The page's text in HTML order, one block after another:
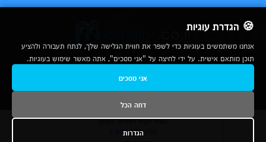
© כל הזכויות שמורות לחברת נרד אונליין בע"מ | מכללות|
נשמח לעמוד לשירותך בטלפון
1-800-780-760
🍪 הגדרת עוגיות
אנחנו משתמשים בעוגיות כדי לשפר את חווית הגלישה שלך, לנתח תעבורה ולהציע
תוכן מותאם אישית. על ידי לחיצה על "אני מסכים", אתה מאשר שימוש בעוגיות.
אני מסכים
דחה הכל
הגדרות